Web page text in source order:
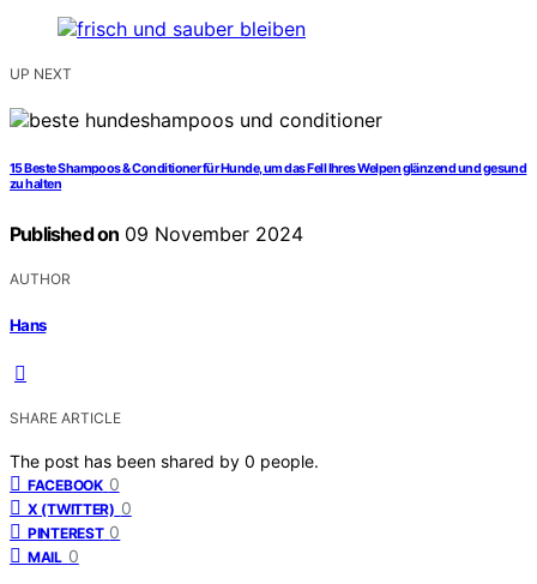
UP NEXT
15 Beste Shampoos & Conditioner für Hunde, um das Fell Ihres Welpen glänzend und gesund
zu halten
Published on 09 November 2024
AUTHOR
Hans
SHARE ARTICLE
The post has been shared by 0 people.
FACEBOOK 0
X (TWITTER) 0
PINTEREST 0
MAIL 0